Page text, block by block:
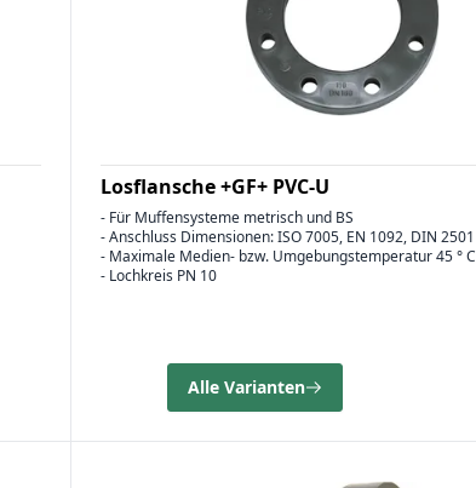
Losflansche +GF+ PVC-U
- Für Muffensysteme metrisch und BS
- Anschluss Dimensionen: ISO 7005, EN 1092, DIN 2501
- Maximale Medien- bzw. Umgebungstemperatur 45 ° C
- Lochkreis PN 10
Alle Varianten